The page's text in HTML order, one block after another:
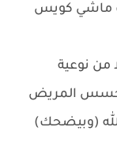
ماشي كويس
من نوعية
يحسس المريض
(وبيضحك)